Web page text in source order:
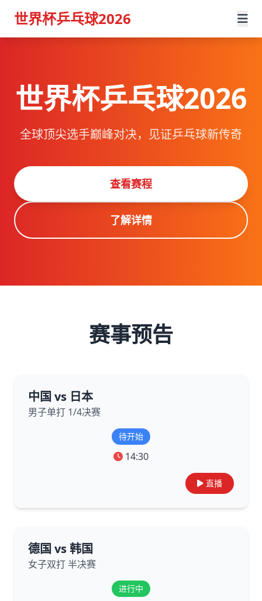
世界杯乒乓球2026
世界杯乒乓球2026
全球顶尖选手巅峰对决，见证乒乓球新传奇
查看赛程
了解详情
赛事预告
中国 vs 日本
男子单打 1/4决赛
待开始
14:30
直播
德国 vs 韩国
女子双打 半决赛
进行中